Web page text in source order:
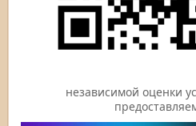
независимой оценки